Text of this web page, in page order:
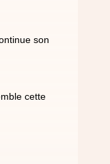
son
cette